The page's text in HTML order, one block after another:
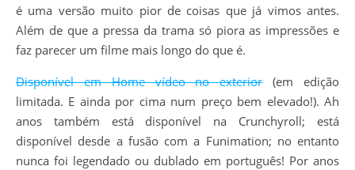
é uma versão muito pior de coisas que já vimos antes.
Além de que a pressa da trama só piora as impressões e
faz parecer um filme mais longo do que é.
Disponível em Home vídeo no exterior(em edição
limitada. E ainda por cima num preço bem elevado!). Ah
anos também está disponível na Crunchyroll; está
disponível desde a fusão com a Funimation; no entanto
nunca foi legendado ou dublado em português! Por anos